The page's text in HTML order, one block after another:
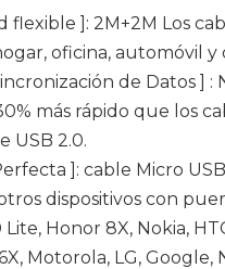
flexible ]: 2M+2M Los
oficina, automóvil y
de Datos ]
más rápido que los
USB 2.0.
]: cable Micro
dispositivos con
Honor 8X, Nokia,
Motorola, LG, Google,